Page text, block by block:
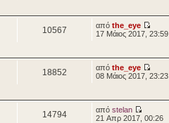
10567 από the_eye
17 Μάιος 2017, 23:59
18852 από the_eye
08 Μάιος 2017, 23:23
14794 από stelan
21 Απρ 2017, 00:26